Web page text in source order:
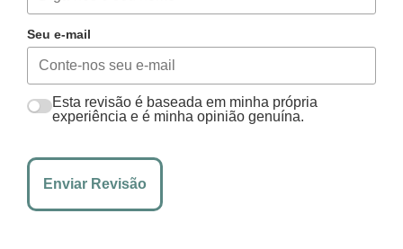
Seu e-mail
Esta revisão é baseada em minha própria
experiência e é minha opinião genuína.
Enviar Revisão